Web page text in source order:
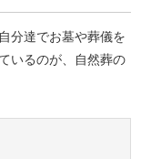
分達でお墓や葬儀を
いるのが、自然葬の